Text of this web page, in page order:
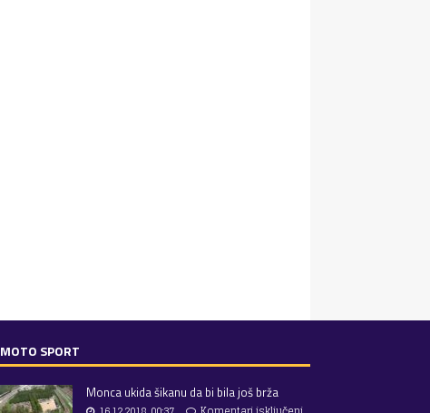
MOTO SPORT
Monca ukida šikanu da bi bila još brža